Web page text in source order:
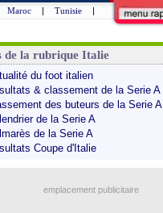
Maroc | Tunisie |
de la rubrique Italie
du foot italien
& classement de la Serie A
des buteurs de la Serie A
de la Serie A
de la Serie A
Coupe d'Italie
emplacement publicitaire